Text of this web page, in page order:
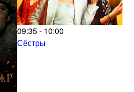
09:35 - 10:00
Сёстры